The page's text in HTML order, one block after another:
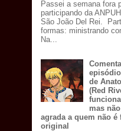
Passei a semana fora
participando da
São João Del Rei.
formas: ministrando
Na...
de
(Red
mas
agrada a quem não é
original